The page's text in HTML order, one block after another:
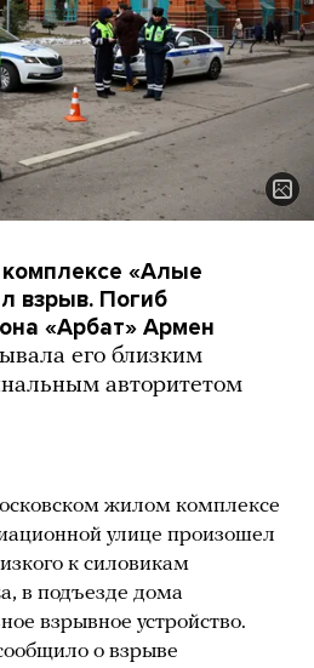
«Алые
взрыв. Погиб
«Арбат» Армен
его близким
авторитетом
жилом комплексе
улице произошел
к силовикам
в подъезде дома
взрывное устройство.
о взрыве